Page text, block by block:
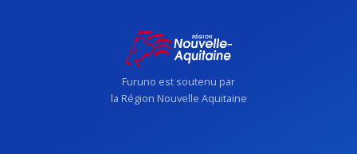
Furuno est soutenu par
la Région Nouvelle Aquitaine